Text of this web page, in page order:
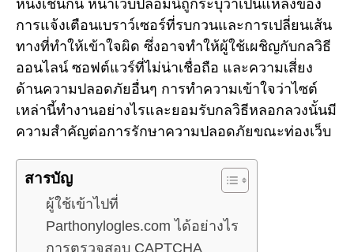
หนึ่งเช่นกัน หน้าเว็บปลอมนี้ถูกระบุว่าเป็นแหล่งของ
การแจ้งเตือนเบราว์เซอร์ที่รบกวนและการเปลี่ยนเส้น
ทางที่ทำให้เข้าใจผิด ซึ่งอาจทำให้ผู้ใช้เผชิญกับกลวิธี
ออนไลน์ ซอฟต์แวร์ที่ไม่น่าเชื่อถือ และความเสี่ยง
ด้านความปลอดภัยอื่นๆ การทำความเข้าใจว่าไซต์
เหล่านี้ทำงานอย่างไรและยอมรับกลวิธีหลอกลวงนั้นมี
ความสำคัญต่อการรักษาความปลอดภัยขณะท่องเว็บ
สารบัญ
ผู้ใช้เข้าไปที่
Parthonylogles.com ได้อย่างไร
การตรวจสอบ CAPTCHA